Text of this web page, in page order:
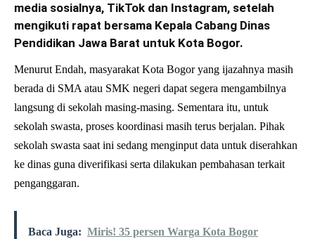
media sosialnya, TikTok dan Instagram, setelah
mengikuti rapat bersama Kepala Cabang Dinas
Pendidikan Jawa Barat untuk Kota Bogor.
Menurut Endah, masyarakat Kota Bogor yang ijazahnya masih
berada di SMA atau SMK negeri dapat segera mengambilnya
langsung di sekolah masing-masing. Sementara itu, untuk
sekolah swasta, proses koordinasi masih terus berjalan. Pihak
sekolah swasta saat ini sedang menginput data untuk diserahkan
ke dinas guna diverifikasi serta dilakukan pembahasan terkait
penganggaran.
Baca Juga: Miris! 35 persen Warga Kota Bogor